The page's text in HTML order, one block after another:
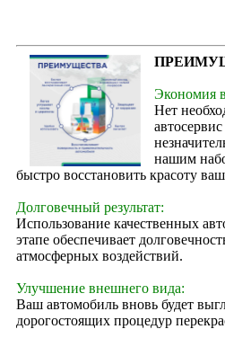
Экономия
Нет
нашим
быстро восстановить красоту
Долговечный результат:
Использование качественных
этапе обеспечивает
атмосферных воздействий.
Улучшение внешнего вида:
Ваш автомобиль вновь будет
дорогостоящих процедур